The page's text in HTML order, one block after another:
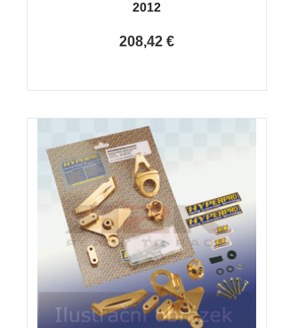
2012
208,42 €